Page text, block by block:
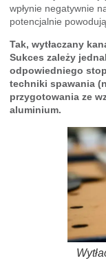
wpłynie negatywnie
potencjalnie
Tak, wytłaczany
Sukces zależy
odpowiedniego
techniki spawania
przygotowania ze
aluminium.